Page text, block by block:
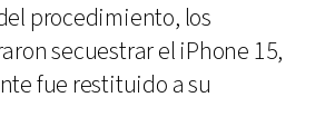
procedimiento, los
secuestrar el iPhone 15,
fue restituido a su